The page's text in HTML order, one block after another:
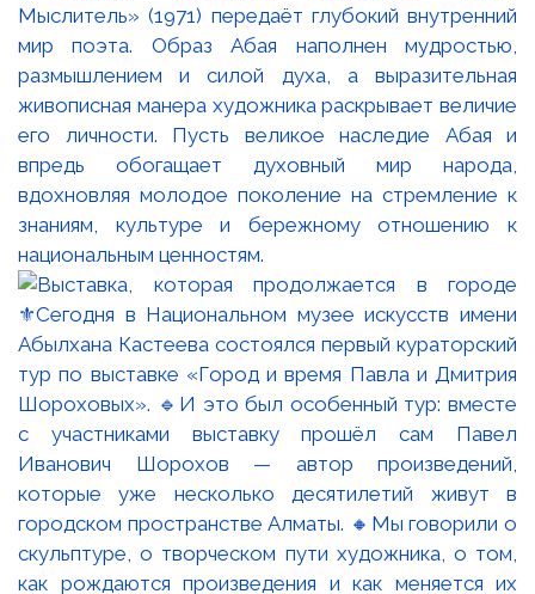
Мыслитель» (1971) передаёт глубокий внутренний
мир поэта. Образ Абая наполнен мудростью,
размышлением и силой духа, а выразительная
живописная манера художника раскрывает величие
его личности. Пусть великое наследие Абая и
впредь обогащает духовный мир народа,
вдохновляя молодое поколение на стремление к
знаниям, культуре и бережному отношению к
национальным ценностям.